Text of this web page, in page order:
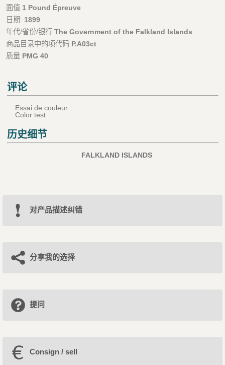
面值 1 Pound Épreuve
日期: 1899
年代/省份/银行 The Government of the Falkland Islands
商品目录中的项代码 P.A03ct
质量 PMG 40
评论
Essai de couleur.
Color test
历史细节
FALKLAND ISLANDS
对产品描述纠错
分享我的选择
提问
Consign / sell